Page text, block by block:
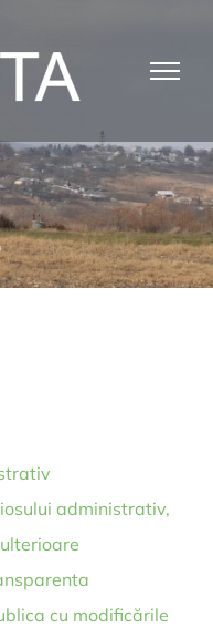
administrativ,
cu modificările